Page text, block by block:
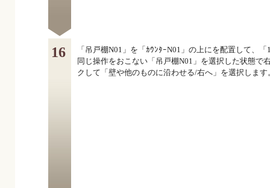
16
「吊戸棚N01」を「ｶｳﾝﾀｰN01」の上にを配置して、「
同じ操作をおこない「吊戸棚N01」を選択した状態で
クして「壁や他のものに沿わせる/右へ」を選択します